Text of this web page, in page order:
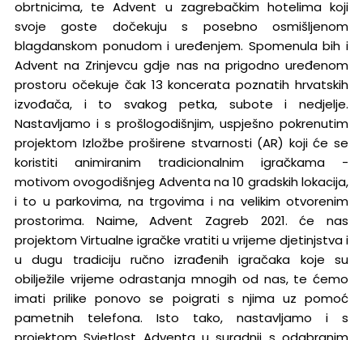
obrtnicima, te Advent u zagrebačkim hotelima koji
svoje goste dočekuju s posebno osmišljenom
blagdanskom ponudom i uređenjem. Spomenula bih i
Advent na Zrinjevcu gdje nas na prigodno uređenom
prostoru očekuje čak 13 koncerata poznatih hrvatskih
izvođača, i to svakog petka, subote i nedjelje.
Nastavljamo i s prošlogodišnjim, uspješno pokrenutim
projektom Izložbe proširene stvarnosti (AR) koji će se
koristiti animiranim tradicionalnim igračkama -
motivom ovogodišnjeg Adventa na 10 gradskih lokacija,
i to u parkovima, na trgovima i na velikim otvorenim
prostorima. Naime, Advent Zagreb 2021. će nas
projektom Virtualne igračke vratiti u vrijeme djetinjstva i
u dugu tradiciju ručno izrađenih igračaka koje su
obilježile vrijeme odrastanja mnogih od nas, te ćemo
imati prilike ponovo se poigrati s njima uz pomoć
pametnih telefona. Isto tako, nastavljamo i s